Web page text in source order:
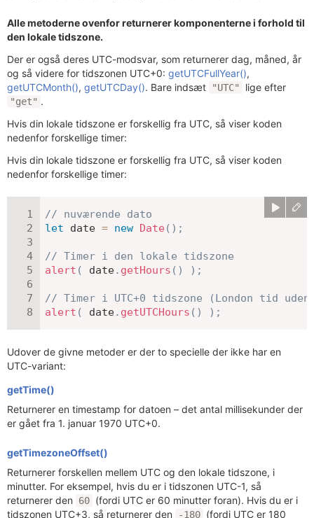
Alle metoderne ovenfor returnerer komponenterne i forhold til
den lokale tidszone.
Der er også deres UTC-modsvar, som returnerer dag, måned, år
og så videre for tidszonen UTC+0: getUTCFullYear(),
getUTCMonth(), getUTCDay(). Bare indsæt "UTC" lige efter
"get" .
Hvis din lokale tidszone er forskellig fra UTC, så viser koden
nedenfor forskellige timer:
Hvis din lokale tidszone er forskellig fra UTC, så viser koden
nedenfor forskellige timer:
// nuværende dato
let date = new Date ( ) ;
// Timer i den lokale tidszone
alert ( date. getHours ( ) ) ;
// Timer i UTC+0 tidszone (London tid uden
alert ( date. getUTCHours ( ) ) ;
Udover de givne metoder er der to specielle der ikke har en
UTC-variant:
getTime()
Returnerer en timestamp for datoen – det antal millisekunder der
er gået fra 1. januar 1970 UTC+0.
getTimezoneOffset()
Returnerer forskellen mellem UTC og den lokale tidszone, i
minutter. For eksempel, hvis du er i tidszonen UTC-1, så
returnerer den
60 (fordi UTC er 60 minutter foran). Hvis du er i
tidszonen UTC+3, så returnerer den
-180 (fordi UTC er 180